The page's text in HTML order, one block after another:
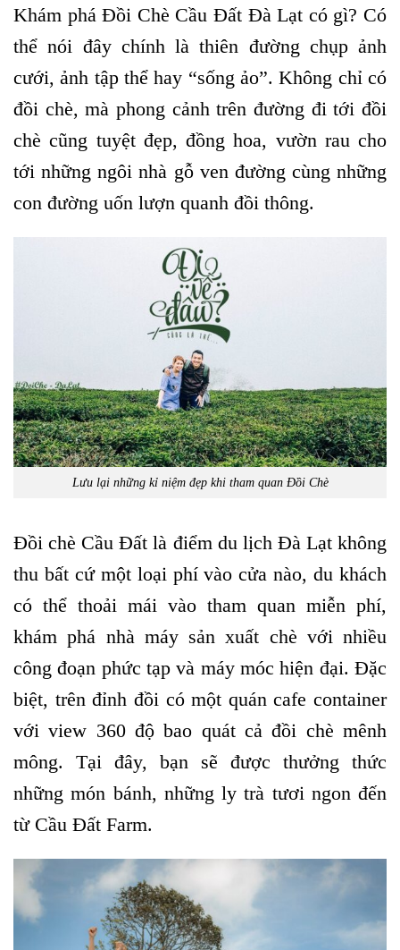
Khám phá Đồi Chè Cầu Đất Đà Lạt có gì? Có
thể nói đây chính là thiên đường chụp ảnh
cưới, ảnh tập thể hay “sống ảo”. Không chỉ có
đồi chè, mà phong cảnh trên đường đi tới đồi
chè cũng tuyệt đẹp, đồng hoa, vườn rau cho
tới những ngôi nhà gỗ ven đường cùng những
con đường uốn lượn quanh đồi thông.
Lưu lại những kỉ niệm đẹp khi tham quan Đồi Chè
Đồi chè Cầu Đất là điểm du lịch Đà Lạt không
thu bất cứ một loại phí vào cửa nào, du khách
có thể thoải mái vào tham quan miễn phí,
khám phá nhà máy sản xuất chè với nhiều
công đoạn phức tạp và máy móc hiện đại. Đặc
biệt, trên đỉnh đồi có một quán cafe container
với view 360 độ bao quát cả đồi chè mênh
mông. Tại đây, bạn sẽ được thưởng thức
những món bánh, những ly trà tươi ngon đến
từ Cầu Đất Farm.